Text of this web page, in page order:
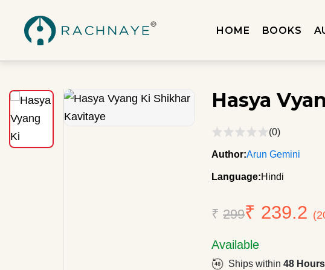
HOME BOOKS
Hasya
(0)
Author:Arun Gemini
Language:Hindi
₹299₹ 239.2
Available
Ships within48 Hours